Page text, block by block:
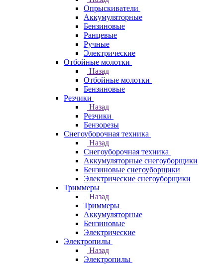
Опрыскиватели
Аккумуляторные
Бензиновые
Ранцевые
Ручные
Электрические
Отбойные молотки
Назад
Отбойные молотки
Бензиновые
Резчики
Назад
Резчики
Бензорезы
Снегоуборочная техника
Назад
Снегоуборочная техника
Аккумуляторные снегоуборщики
Бензиновые снегоуборщики
Электрические снегоуборщики
Триммеры
Назад
Триммеры
Аккумуляторные
Бензиновые
Электрические
Электропилы
Назад
Электропилы